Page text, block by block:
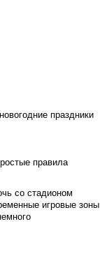
праздники
правила
со стадионом
игровые зоны